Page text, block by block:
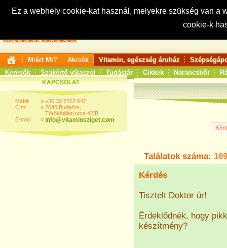
Ez a webhely cookie-kat használ, melyekre szükség van
cookie-k
Keresés:
Miért Mi? Akciók Vitamin, egészség áruház
Keresők
Szakértő válaszol Tudástár Cikkek Narancsbőr
KAPCSOLAT
Mobil:
Cím:
E-mail:
»
»
»
+36 30 7262 647
2040 Budaörs,
Törökbálinti utca 42/B
info@vitaminsziget.com
Találatok száma:
Kérdés
Tisztelt Doktor úr!
Érdeklődnék, hogy
készítmény?